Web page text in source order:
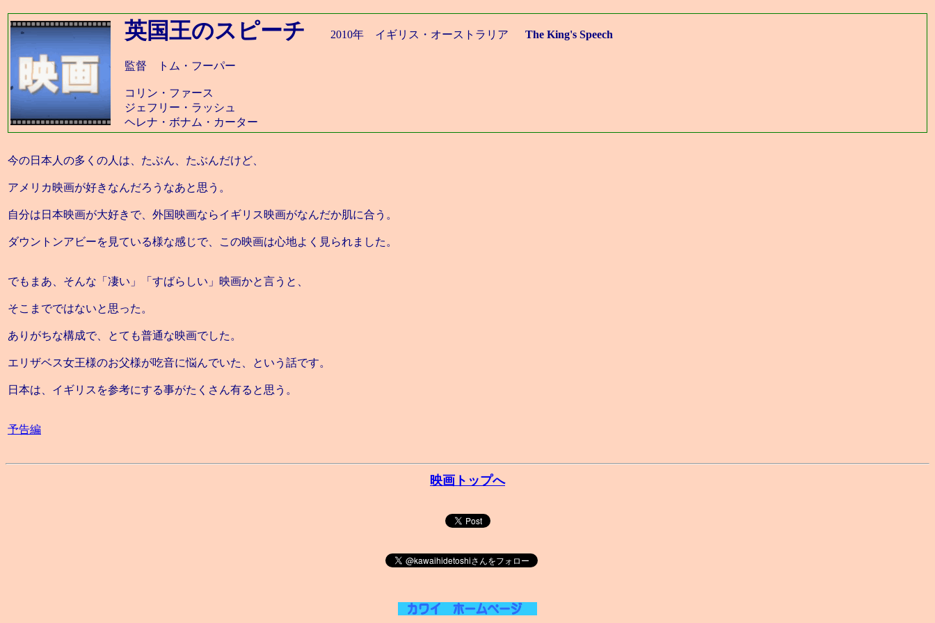
英国王のスピーチ 2010年 イギリス・オーストラリア The King's Speech
監督 トム・フーパー
コリン・ファース
ジェフリー・ラッシュ
ヘレナ・ボナム・カーター
今の日本人の多くの人は、たぶん、たぶんだけど、
アメリカ映画が好きなんだろうなあと思う。
自分は日本映画が大好きで、外国映画ならイギリス映画がなんだか肌に合う。
ダウントンアビーを見ている様な感じで、この映画は心地よく見られました。
でもまあ、そんな「凄い」「すばらしい」映画かと言うと、
そこまでではないと思った。
ありがちな構成で、とても普通な映画でした。
エリザベス女王様のお父様が吃音に悩んでいた、という話です。
日本は、イギリスを参考にする事がたくさん有ると思う。
予告編
映画トップへ